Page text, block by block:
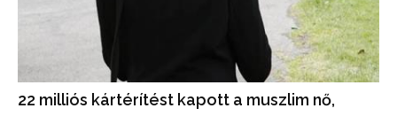
22 milliós kártérítést kapott a muszlim nő,